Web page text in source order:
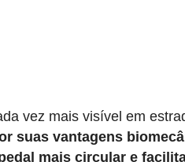
vez mais visível em
suas vantagens
mais circular e